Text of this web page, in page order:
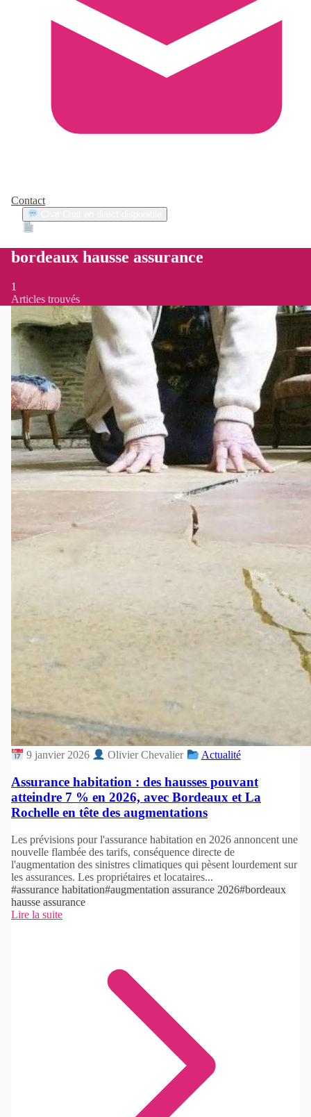
Contact
bordeaux hausse assurance
1
Articles trouvés
9 janvier 2026 Olivier Chevalier Actualité
Assurance habitation : des hausses pouvant
atteindre 7 % en 2026, avec Bordeaux et La
Rochelle en tête des augmentations
Les prévisions pour l'assurance habitation en 2026 annoncent une
nouvelle flambée des tarifs, conséquence directe de
l'augmentation des sinistres climatiques qui pèsent lourdement sur
les assurances. Les propriétaires et locataires...
#assurance habitation#augmentation assurance 2026#bordeaux
hausse assurance
Lire la suite